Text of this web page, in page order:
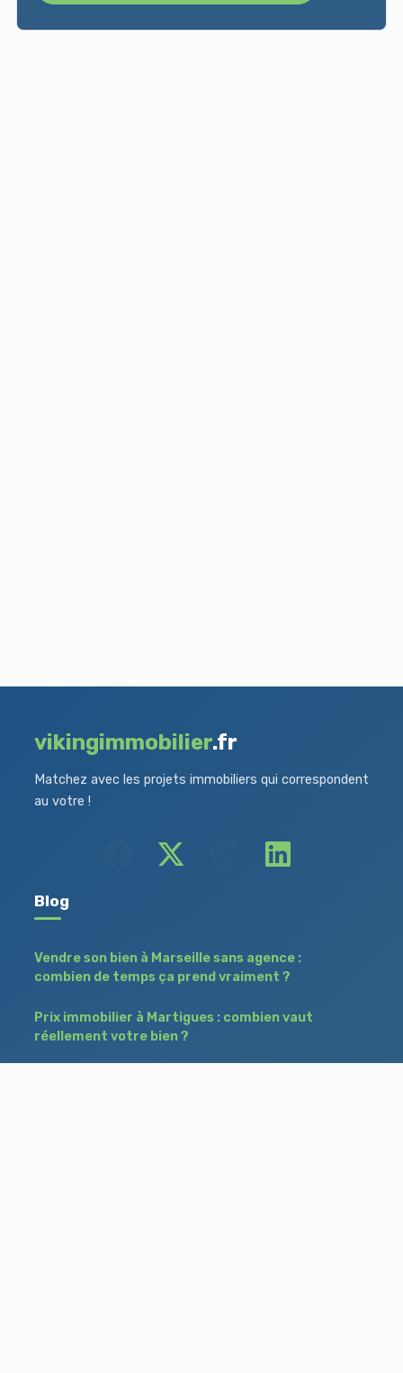
vikingimmobilier.fr
Matchez avec les projets immobiliers qui correspondent
au votre !
Blog
Vendre son bien à Marseille sans agence :
combien de temps ça prend vraiment ?
Prix immobilier à Martigues : combien vaut
réellement votre bien ?